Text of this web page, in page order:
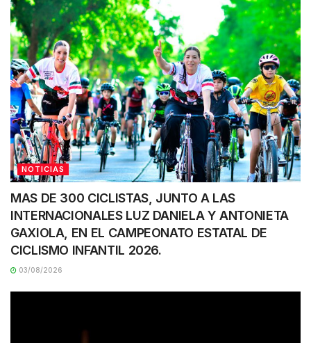
NOTICIAS
MAS DE 300 CICLISTAS, JUNTO A LAS
INTERNACIONALES LUZ DANIELA Y ANTONIETA
GAXIOLA, EN EL CAMPEONATO ESTATAL DE
CICLISMO INFANTIL 2026.
03/08/2026